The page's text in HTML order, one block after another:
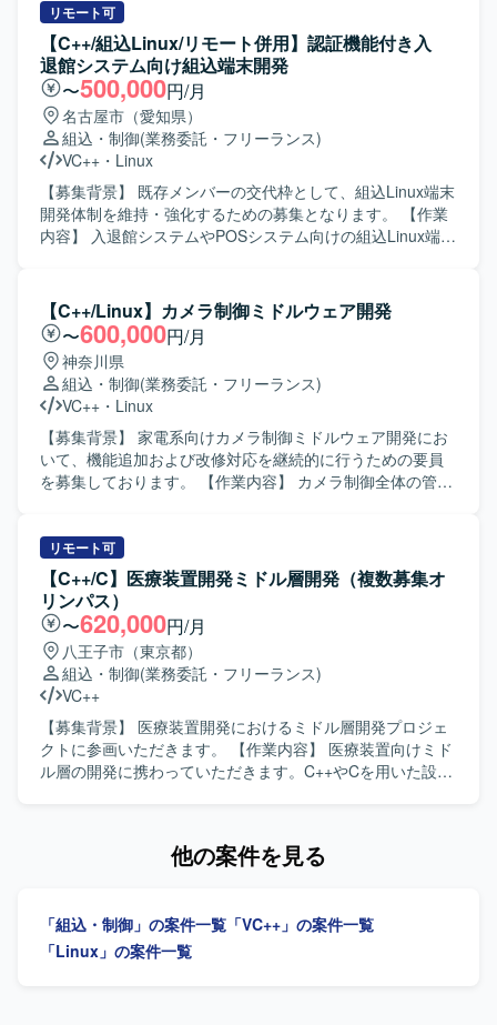
ラなどハードウェアとの連携や制御を行う機能の開発を進
めていただきます。 【求める人物像】 主体的に課題を発見
し行動できる方、周囲と円滑にコミュニケーションを取り
ながら開発を進められる方を求めております。 【ポジショ
ンの魅力】 検査装置という専門性の高い領域で、組込開発
スキルやマルチスレッドプログラミング、画像処理関連の
技術などを実務を通じて習得・強化していただけます。上
流工程から一貫して関わることで、ソフトウェア全体の構
造理解も深めていただけます。 【開発環境】 C++および
Visual Studioを用いた組込ソフトウェア開発環境での作業と
なります。Linux環境での開発やテスト環境構築、Qtや画像
リモート可
【C++/組込Linux/リモート併用】認証機能付き入
退館システム向け組込端末開発
〜500,000円/月
名古屋市（愛知県）
組込・制御(業務委託・フリーランス)
VC++ ・ Linux
【募集背景】 既存メンバーの交代枠として、組込Linux端末
開発体制を維持・強化するための募集となります。 【作業
内容】 入退館システムやPOSシステム向けの組込Linux端末
ト・評価まで一連の工程を実施していただきます。 【求め
る人物像】 組込開発における基本設計からテストまでを主
体的に担える方を求めています。認証機能など新しい技術
要素にも前向きに取り組み、周囲と協調しながら開発を進
めていただける方が望ましいです。 【ポジションの魅力】
入退館やPOSなど実利用シーンに近い組込端末の開発に携
わることができ、認証技術や組込Linuxに関する知見を深め
ることができます。基本設計から評価まで幅広い工程に関
わることで、上流から下流まで一貫した経験を積むことが
機能を実装・評価していただきます。
【C++/Linux】カメラ制御ミドルウェア開発
〜600,000円/月
神奈川県
組込・制御(業務委託・フリーランス)
VC++ ・ Linux
【募集背景】 家電系向けカメラ制御ミドルウェア開発にお
いて、機能追加および改修対応を継続的に行うための要員
を募集しております。 【作業内容】 カメラ制御全体の管
ンズ制御、露出制御、認識など）と密に連携し、1フレーム
の画像データを整えていくための信号整理をマイクロ秒単
位で実施いたします。完全な新規開発ではなく、既存のベ
ースソフトに対して機能追加や修正を行っていただきま
す。基本設計、詳細設計、プログラミング、結合テスト、
総合テストまで一貫してご対応いただきます。 【求める人
物像】 能動的に作業を進めることができ、長期的に継続し
て取り組んでいただける方を求めております。日本語で技
術的なコミュニケーションが円滑に行え、仕様書を正確に
理解できる方を歓迎いたします。 【ポジションの魅力】 カ
メラ制御におけるコアとなるミドルウェア開発に携わるこ
アルタイム制御に関する知見を深めていただけます。 【開
リモート可
【C++/C】医療装置開発ミドル層開発（複数募集オ
リンパス）
〜620,000円/月
八王子市（東京都）
組込・制御(業務委託・フリーランス)
VC++
【募集背景】 医療装置開発におけるミドル層開発プロジェ
クトに参画いただきます。 【作業内容】 医療装置向けミド
ル層の開発に携わっていただきます。C++やCを用いた設計
いた設計やドキュメント作成にも取り組んでいただきま
整を行いつつ推進していける方を求めています。オブジェ
クト指向を理解し、設計意図を踏まえて開発を進められる
他の案件を見る
「組込・制御」の案件一覧 「VC++」の案件一覧
「Linux」の案件一覧